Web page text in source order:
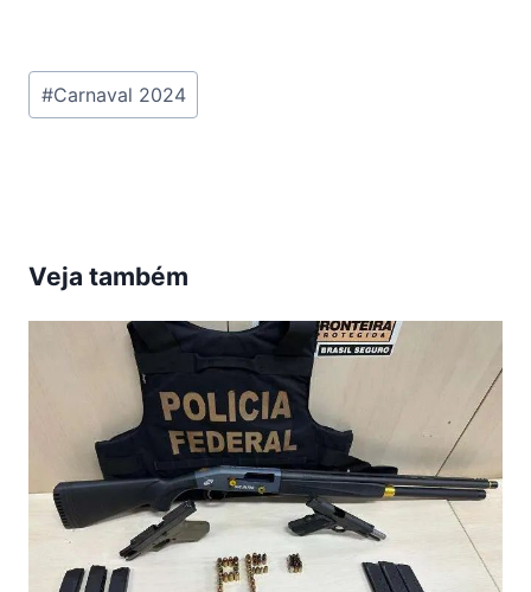
Tags
do
#Carnaval 2024
Veja também